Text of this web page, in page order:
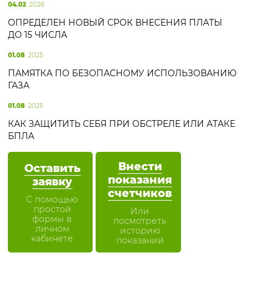
Оставить
заявку
С помощью
простой
формы в
личном
кабинете
Внести
показания
счетчиков
Или
посмотреть
историю
показаний
04.02 2026
ОПРЕДЕЛЕН НОВЫЙ СРОК ВНЕСЕНИЯ ПЛАТЫ
ДО 15 ЧИСЛА
01.08 2025
ПАМЯТКА ПО БЕЗОПАСНОМУ ИСПОЛЬЗОВАНИЮ
ГАЗА
01.08 2025
КАК ЗАЩИТИТЬ СЕБЯ ПРИ ОБСТРЕЛЕ ИЛИ АТАКЕ
БПЛА